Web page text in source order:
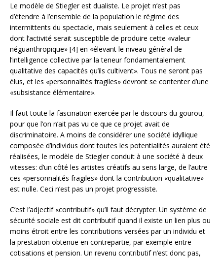
Le modèle de Stiegler est dualiste. Le projet n’est pas
d’étendre à l’ensemble de la population le régime des
intermittents du spectacle, mais seulement à celles et ceux
dont l’activité serait susceptible de produire cette «valeur
néguanthropique» [4] en «élevant le niveau général de
l’intelligence collective par la teneur fondamentalement
qualitative des capacités qu’ils cultivent». Tous ne seront pas
élus, et les «personnalités fragiles» devront se contenter d’une
«subsistance élémentaire».
Il faut toute la fascination exercée par le discours du gourou,
pour que l’on n’ait pas vu ce que ce projet avait de
discriminatoire. A moins de considérer une société idyllique
composée d’individus dont toutes les potentialités auraient été
réalisées, le modèle de Stiegler conduit à une société à deux
vitesses: d’un côté les artistes créatifs au sens large, de l’autre
ces «personnalités fragiles» dont la contribution «qualitative»
est nulle. Ceci n’est pas un projet progressiste.
C’est l’adjectif «contributif» qu’il faut décrypter. Un système de
sécurité sociale est dit contributif quand il existe un lien plus ou
moins étroit entre les contributions versées par un individu et
la prestation obtenue en contrepartie, par exemple entre
cotisations et pension. Un revenu contributif n’est donc pas,